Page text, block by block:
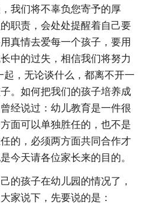
我们将不辜负您寄予的厚
职责，会处处提醒着自己要
真情去爱每一个孩子，要用
中的过失，相信我们将努力
，无论谈什么，都离不开一
。如何把我们的孩子培养成
经说过：幼儿教育是一件很
面可以单独胜任的，也不是
的，必须两方面共同合作才
今天请各位家长来的目的。
的孩子在幼儿园的情况了，
家说下，先要说的是：